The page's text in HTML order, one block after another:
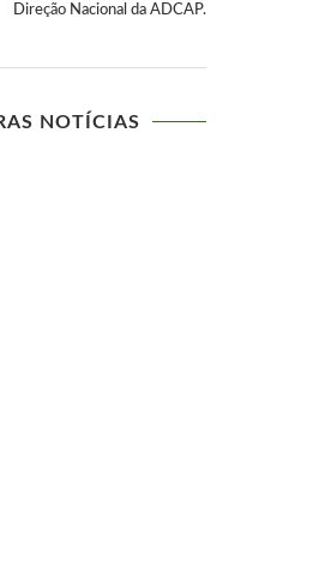
Direção Nacional da ADCAP.
NOTÍCIAS